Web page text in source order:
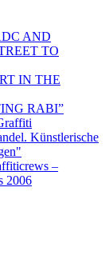
AND
TO
IN THE
RABI”
Künstlerische
–
2006